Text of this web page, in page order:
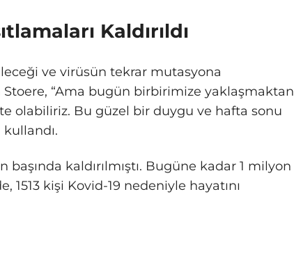
Kaldırıldı
ve virüsün tekrar mutasyona
Stoere, “Ama bugün birbirimize yaklaşmaktan
olabiliriz. Bu güzel bir duygu ve hafta sonu
kaldırılmıştı. Bugüne kadar 1 milyon
kişi Kovid-19 nedeniyle hayatını